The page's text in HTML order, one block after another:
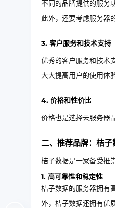
不同的品牌提供的服务
此外，还要考虑服务器
3. 客户服务和技术支持
优秀的客户服务和技术
大大提高用户的使用体验
4. 价格和性价比
价格也是选择云服务器
二、推荐品牌：桔子
桔子数据是一家备受推
1. 高可靠性和稳定性
桔子数据的服务器拥有
外，桔子数据还拥有优